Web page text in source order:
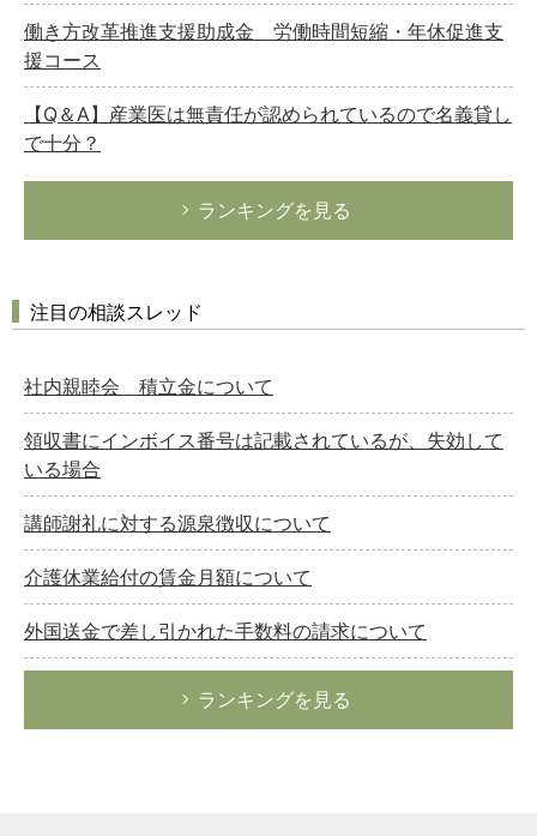
働き方改革推進支援助成金 労働時間短縮・年休促進支
援コース
【Q＆A】産業医は無責任が認められているので名義貸し
で十分？
ランキングを見る
注目の相談スレッド
社内親睦会 積立金について
領収書にインボイス番号は記載されているが、失効して
いる場合
講師謝礼に対する源泉徴収について
介護休業給付の賃金月額について
外国送金で差し引かれた手数料の請求について
ランキングを見る